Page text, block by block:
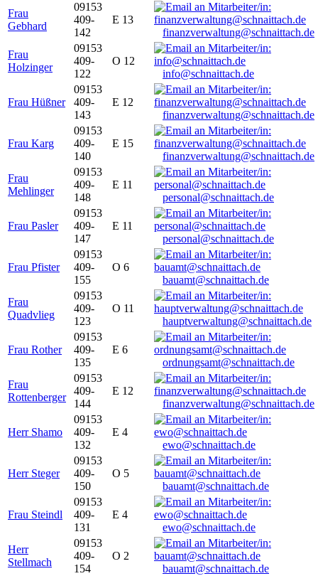
Frau
Gebhard
09153
409-
142
E 13
finanzverwaltung@schnaittach.de
Frau
Holzinger
09153
409-
122
O 12
info@schnaittach.de
Frau Hüßner
09153
409-
143
E 12
finanzverwaltung@schnaittach.de
Frau Karg
09153
409-
140
E 15
finanzverwaltung@schnaittach.de
Frau
Mehlinger
09153
409-
148
E 11
personal@schnaittach.de
Frau Pasler
09153
409-
147
E 11
personal@schnaittach.de
Frau Pfister
09153
409-
155
O 6
bauamt@schnaittach.de
Frau
Quadvlieg
09153
409-
123
O 11
hauptverwaltung@schnaittach.de
Frau Rother
09153
409-
135
E 6
ordnungsamt@schnaittach.de
Frau
Rottenberger
09153
409-
144
E 12
finanzverwaltung@schnaittach.de
Herr Shamo
09153
409-
132
E 4
ewo@schnaittach.de
Herr Steger
09153
409-
150
O 5
bauamt@schnaittach.de
Frau Steindl
09153
409-
131
E 4
ewo@schnaittach.de
Herr
Stellmach
09153
409-
154
O 2
bauamt@schnaittach.de